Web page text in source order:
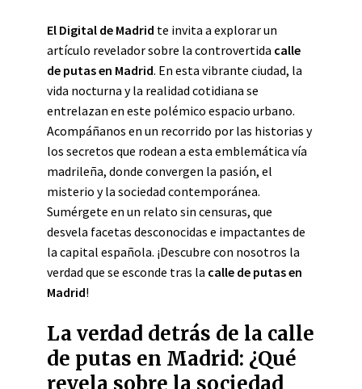
El Digital de Madrid te invita a explorar un
artículo revelador sobre la controvertida calle
de putas en Madrid. En esta vibrante ciudad, la
vida nocturna y la realidad cotidiana se
entrelazan en este polémico espacio urbano.
Acompáñanos en un recorrido por las historias y
los secretos que rodean a esta emblemática vía
madrileña, donde convergen la pasión, el
misterio y la sociedad contemporánea.
Sumérgete en un relato sin censuras, que
desvela facetas desconocidas e impactantes de
la capital española. ¡Descubre con nosotros la
verdad que se esconde tras la calle de putas en
Madrid!
La verdad detrás de la calle
de putas en Madrid: ¿Qué
revela sobre la sociedad